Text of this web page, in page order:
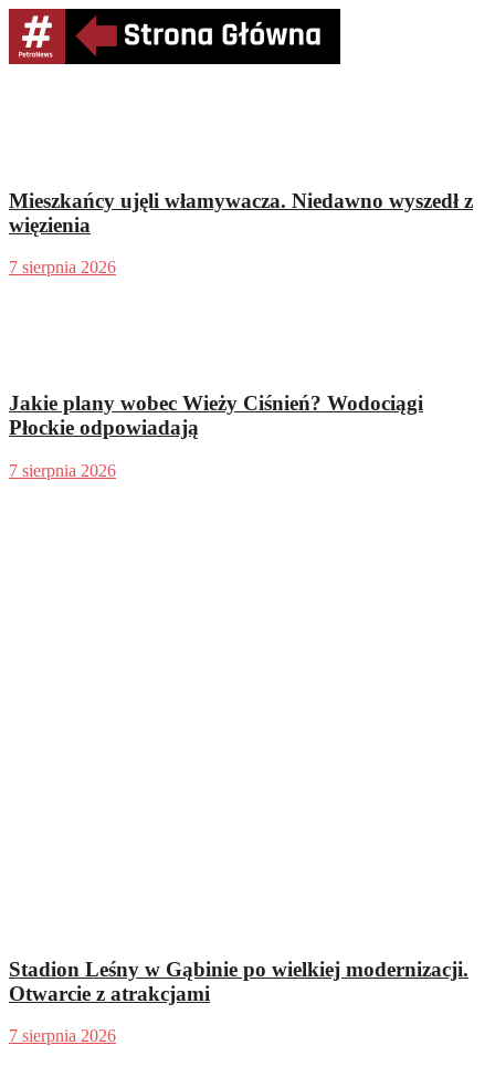
Mieszkańcy ujęli włamywacza. Niedawno wyszedł z
więzienia
7 sierpnia 2026
Jakie plany wobec Wieży Ciśnień? Wodociągi
Płockie odpowiadają
7 sierpnia 2026
Stadion Leśny w Gąbinie po wielkiej modernizacji.
Otwarcie z atrakcjami
7 sierpnia 2026